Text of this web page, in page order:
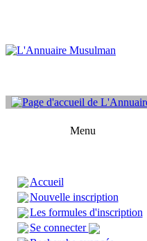
Menu
Accueil
Nouvelle inscription
Les formules d'inscription
Se connecter